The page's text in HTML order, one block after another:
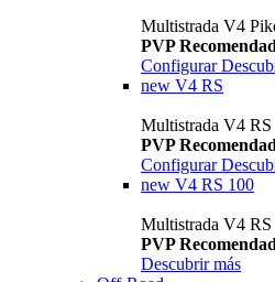
Multistrada V4
PVP
Configurar
new V4 RS
Multistrada V4 RS
PVP
Configurar
new V4 RS 100
Multistrada V4 RS
PVP
Descubrir más